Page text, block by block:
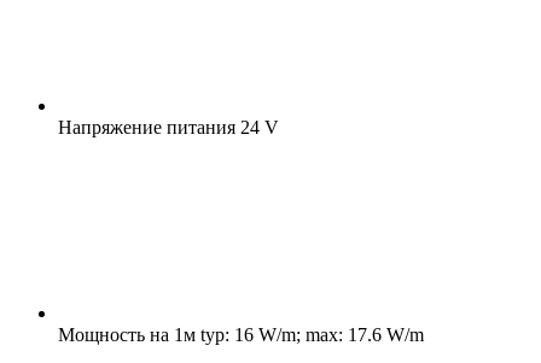
Напряжение питания 24 V
Мощность на 1м typ: 16 W/m; max: 17.6 W/m